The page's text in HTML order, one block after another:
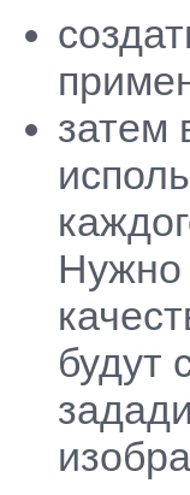
затем
Нужно
будут